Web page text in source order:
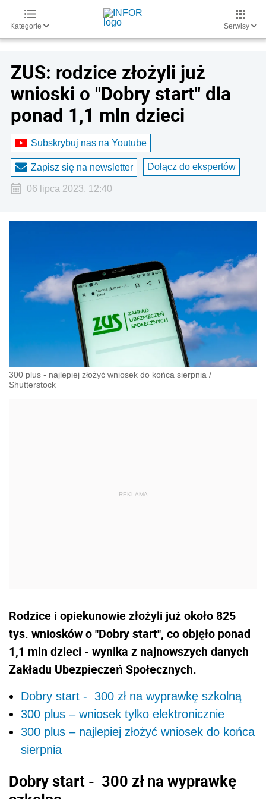
Kategorie Serwisy
ZUS: rodzice złożyli już
wnioski o "Dobry start" dla
ponad 1,1 mln dzieci
Subskrybuj nas na Youtube
Zapisz się na newsletter Dołącz do ekspertów
06 lipca 2023, 12:40
300 plus - najlepiej złożyć wniosek do końca sierpnia /
Shutterstock
Rodzice i opiekunowie złożyli już około 825
tys. wniosków o "Dobry start", co objęło ponad
1,1 mln dzieci - wynika z najnowszych danych
Zakładu Ubezpieczeń Społecznych.
Dobry start - 300 zł na wyprawkę szkolną
300 plus – wniosek tylko elektronicznie
300 plus – najlepiej złożyć wniosek do końca
sierpnia
Dobry start - 300 zł na wyprawkę